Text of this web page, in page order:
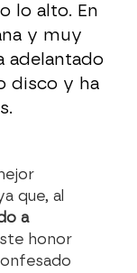
lo alto. En
y muy
adelantado
disco y ha
que, al
a
honor